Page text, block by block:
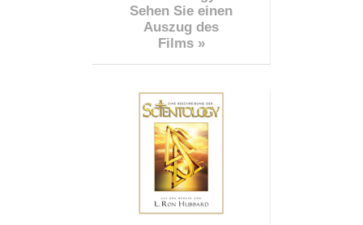
Sehen Sie einen
Auszug des
Films »